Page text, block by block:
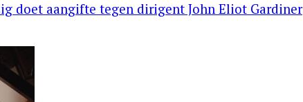
doet aangifte tegen dirigent John Eliot Gardiner